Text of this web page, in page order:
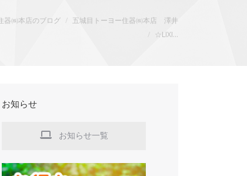
器㈱本店のブログ
五城目トーヨー住器㈱本店 澤井
☆LIXI…
お知らせ
お知らせ一覧